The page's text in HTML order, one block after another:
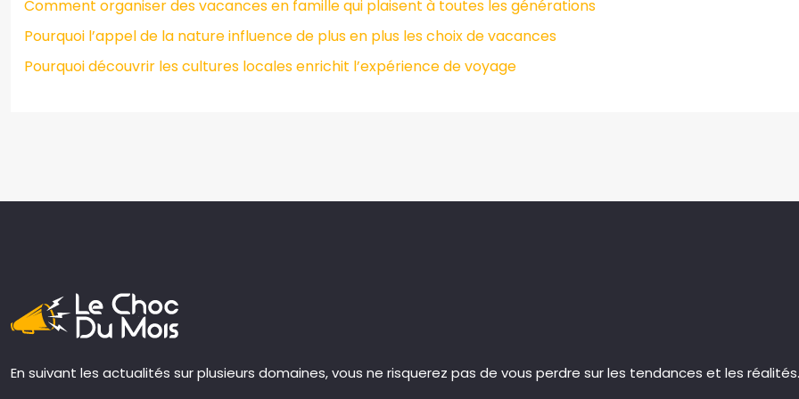
Comment organiser des vacances en famille qui plaisent à toutes les générations
Pourquoi l’appel de la nature influence de plus en plus les choix de vacances
Pourquoi découvrir les cultures locales enrichit l’expérience de voyage
En suivant les actualités sur plusieurs domaines, vous ne risquerez pas de vous perdre sur les tendances et les réalités.